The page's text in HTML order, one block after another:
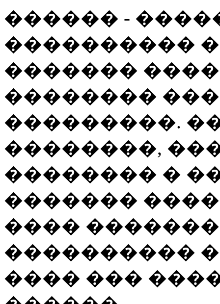
������ -
����������
�������
��������
���������.
��������,
�������� �
�������
����
����������
���� ���